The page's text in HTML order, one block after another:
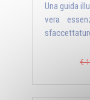
Una guida
vera
€